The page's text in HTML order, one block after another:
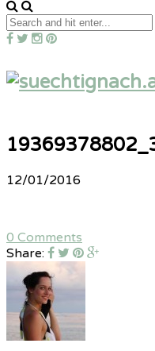
12/01/2016
0 Comments
Share: